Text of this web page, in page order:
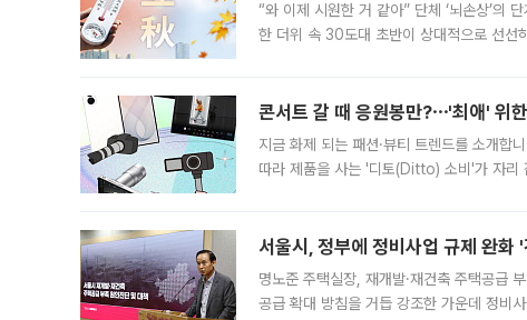
“와 이제 시원한 거 같아” 단체 ‘뇌손상’의
한 더위 속 30도대 초반이 상대적으로 선선
콘서트 갈 때 응원봉만?⋯'최애' 위
지금 화제 되는 패션·뷰티 트렌드를 소개합
따라 제품을 사는 '디토(Ditto) 소비'가 자리
서울시, 정부에 정비사업 규제 완
명노준 주택실장, 재개발·재건축 주택공급
공급 확대 방침을 거듭 강조한 가운데 정비